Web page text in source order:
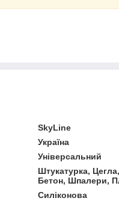
SkyLine
Україна
Універсальний
Штукатурка,
Бетон, Шпалери,
Силіконова